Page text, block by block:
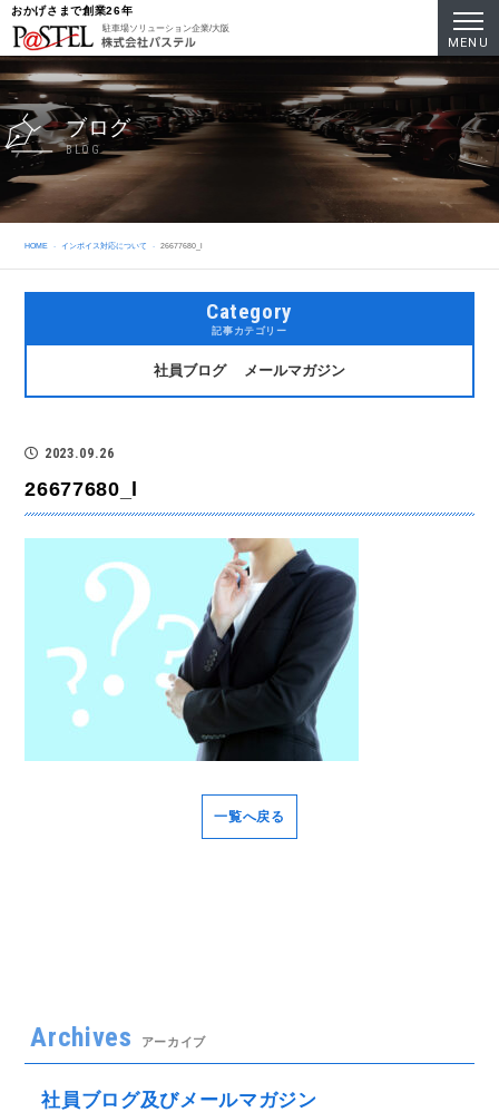
おかげさまで創業26年
駐車場ソリューション企業/大阪
ブログ
BLOG
HOME インボイス対応について 26677680_l
Category
記事カテゴリー
社員ブログ メールマガジン
2023.09.26
26677680_l
一覧へ戻る
Archives アーカイブ
社員ブログ及びメールマガジン
MENU